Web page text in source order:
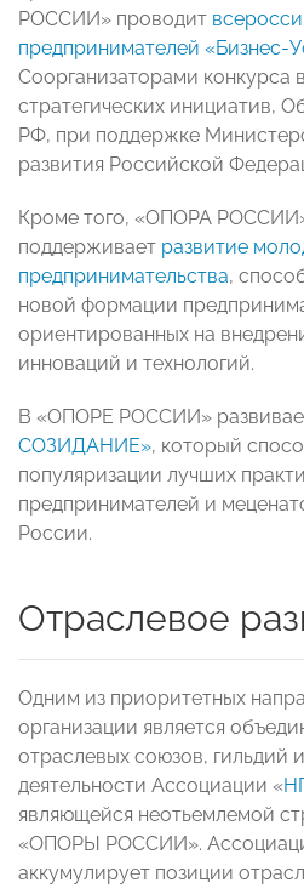
РОССИИ» проводит
предпринимателей «Бизнес-
Соорганизаторами конкурса
стратегических инициатив,
РФ, при поддержке
развития Российской
Кроме того, «ОПОРА
поддерживает развитие
предпринимательства,
новой формации
ориентированных на
инноваций и технологий.
В «ОПОРЕ РОССИИ»
СОЗИДАНИЕ», который
популяризации лучших
предпринимателей и
России.
Отраслевое
Одним из приоритетных
организации является
отраслевых союзов, гильдий
деятельности Ассоциации «
являющейся неотьемлемой
«ОПОРЫ РОССИИ».
аккумулирует позиции